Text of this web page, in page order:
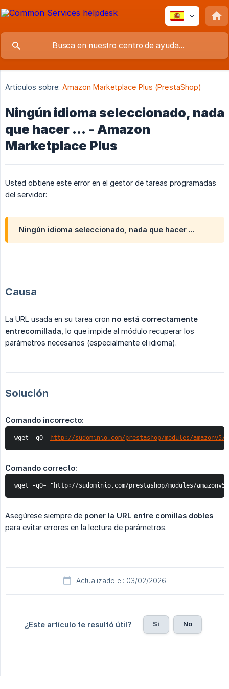
Artículos sobre: Amazon Marketplace Plus (PrestaShop)
Ningún idioma seleccionado, nada
que hacer ... - Amazon
Marketplace Plus
Usted obtiene este error en el gestor de tareas programadas
del servidor:
Ningún idioma seleccionado, nada que hacer ...
Causa
La URL usada en su tarea cron no está correctamente
entrecomillada , lo que impide al módulo recuperar los
parámetros necesarios (especialmente el idioma).
Solución
Comando incorrecto:
wget -qO- http://sudominio.com/prestashop/modules/
Comando correcto:
wget -qO- "http://sudominio.com/prestashop/modules/
Asegúrese siempre de poner la URL entre comillas dobles
para evitar errores en la lectura de parámetros.
Actualizado el: 03/02/2026
¿Este artículo te resultó útil? Sí No